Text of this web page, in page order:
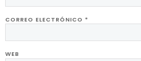
CORREO ELECTRÓNICO *
WEB